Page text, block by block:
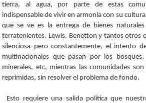
tierra, al agua, por parte de estas
indispensable de vivir en armonía con su
que se ve es la entrega de bienes
terratenientes, Lewis, Benetton y tantos otros
silenciosa pero constantemente, el intento
multinacionales que pasan por los
minerales, etc, mientras las comunidades son
reprimidas, sin resolver el problema de fondo.
Esto requiere una salida política que